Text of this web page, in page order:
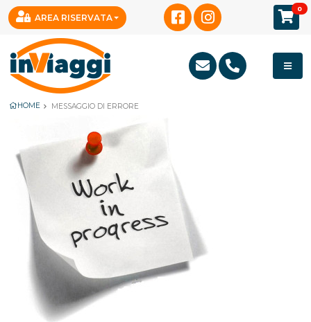
AREA RISERVATA
0
HOME MESSAGGIO DI ERRORE